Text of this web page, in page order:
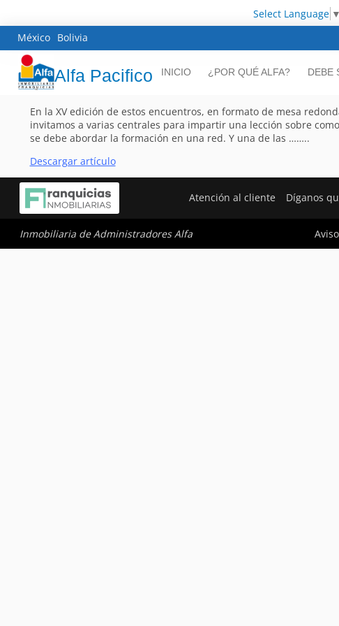
Select Language ▼
México Bolivia
Alfa Pacifico INICIO ¿POR QUÉ ALFA? DEBE
En la XV edición de estos encuentros, en formato de mesa
invitamos a varias centrales para impartir una lección sobre como
se debe abordar la formación en una red. Y una de las ……..
Descargar artículo
Atención al cliente Díganos
Inmobiliaria de Administradores Alfa